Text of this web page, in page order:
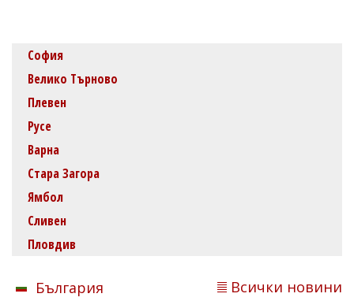
София
Велико Търново
Плевен
Русе
Варна
Стара Загора
Ямбол
Сливен
Пловдив
България Всички новини